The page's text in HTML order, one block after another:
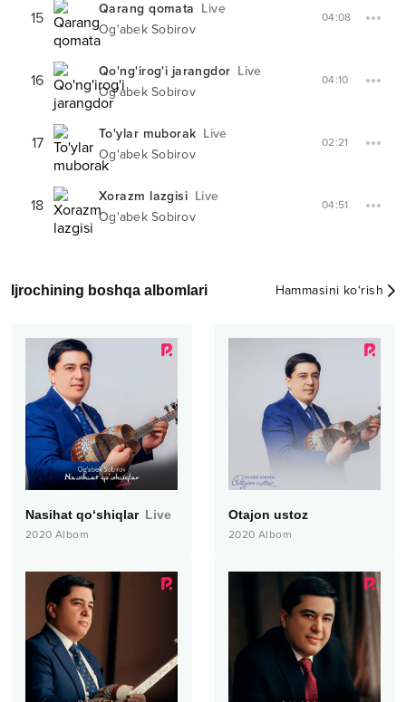
15 Qarang qomata Live
Og'abek Sobirov
04:08
16 Qo'ng'irog'i jarangdor Live
Og'abek Sobirov
04:10
17 To'ylar muborak Live
Og'abek Sobirov
02:21
18 Xorazm lazgisi Live
Og'abek Sobirov
04:51
Ijrochining boshqa albomlari Hammasini ko‘rish
Nasihat qo‘shiqlar Live
2020 Albom
Otajon ustoz
2020 Albom